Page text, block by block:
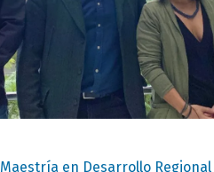
Maestría en Desarrollo